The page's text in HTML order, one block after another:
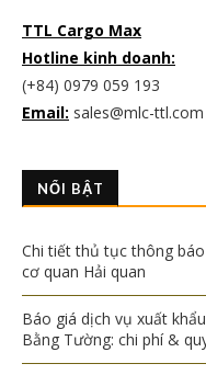
TTL Cargo Max
Hotline kinh doanh:
(+84) 0979 059 193
Email: sales@mlc-ttl.com
NỔI BẬT
Chi tiết thủ tục thông
cơ quan Hải quan
Báo giá dịch vụ xuất
Bằng Tường: chi phí &